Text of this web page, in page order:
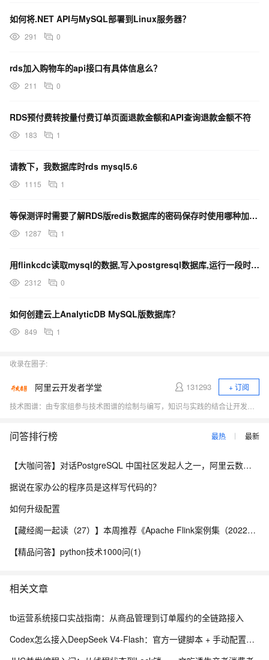
如何将.NET API与MySQL部署到Linux服务器？
291 0
rds加入购物车的api接口有具体信息么？
211 0
RDS预付费转按量付费订单页面退款金额和API查询退款金额不符
183 1
请教下，我数据库时rds mysql5.6
1115 1
等保测评时需要了解RDS版redis数据库的密码保存时使用哪种加密算法
1287 1
用flinkcdc读取mysql的数据,写入postgresql数据库,运行一段时间后挂了
2312 0
如何创建云上AnalyticDB MySQL版数据库？
849 1
收录在圈子:
阿里云开发者学堂 131293
+ 订阅
问答排行榜 最热 最新
【大咖问答】对话PostgreSQL 中国社区发起人之一，阿里云数据库高级专家 德哥
据说在家办公的程序员是这样写代码的？
如何升级配置
【藏经阁一起读（27）】本周推荐《Apache Flink案例集（2022版）》，你有哪些心得？
【精品问答】python技术1000问(1)
相关文章
tb运营系统接口实战指南：从商品管理到订单履约的全链路接入
Codex怎么接入DeepSeek V4-Flash：官方一键脚本 + 手动配置完整教程